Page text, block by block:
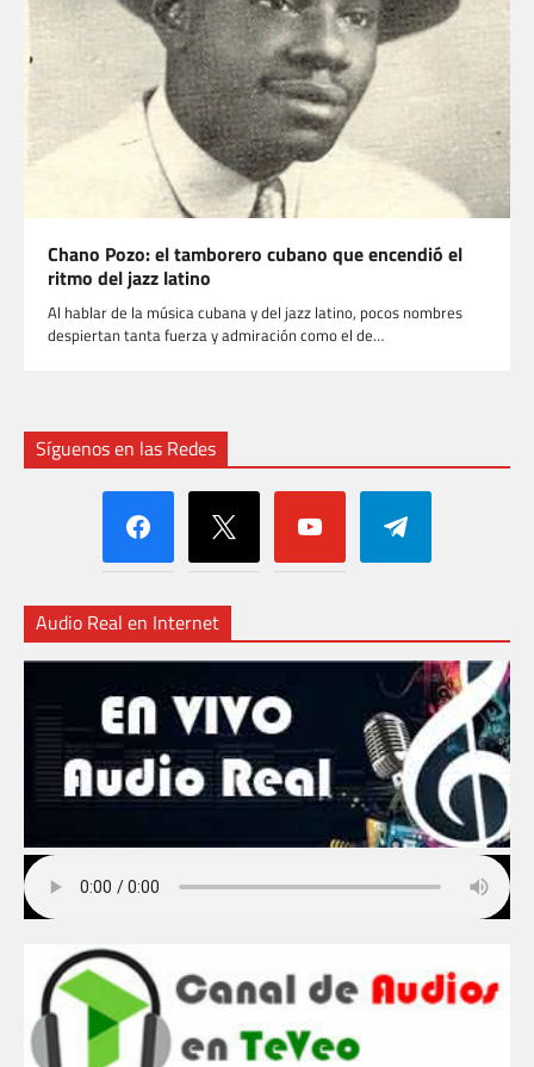
Chano Pozo: el tamborero cubano que encendió el
ritmo del jazz latino
Al hablar de la música cubana y del jazz latino, pocos nombres
despiertan tanta fuerza y admiración como el de…
Síguenos en las Redes
facebook x youtube telegram
Audio Real en Internet